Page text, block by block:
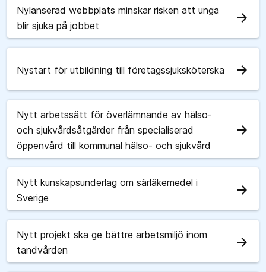
Nylanserad webbplats minskar risken att unga
blir sjuka på jobbet
arrow_forward
Nystart för utbildning till företagssjuksköterska arrow_forward
Nytt arbetssätt för överlämnande av hälso-
och sjukvårdsåtgärder från specialiserad
öppenvård till kommunal hälso- och sjukvård
arrow_forward
Nytt kunskapsunderlag om särläkemedel i
Sverige
arrow_forward
Nytt projekt ska ge bättre arbetsmiljö inom
tandvården
arrow_forward